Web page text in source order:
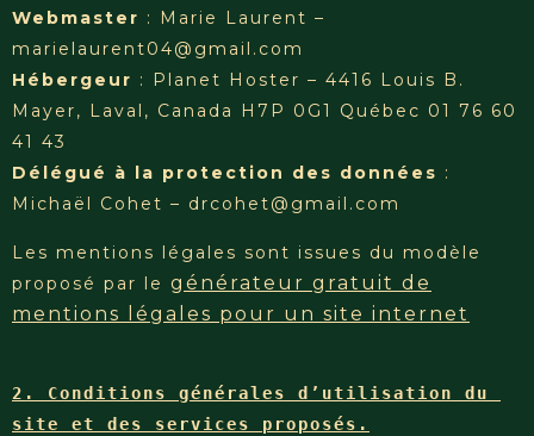
Webmaster : Marie Laurent –
marielaurent04@gmail.com
Hébergeur : Planet Hoster – 4416 Louis B.
Mayer, Laval, Canada H7P 0G1 Québec 01 76 60
41 43
Délégué à la protection des données :
Michaël Cohet – drcohet@gmail.com
Les mentions légales sont issues du modèle
proposé par le générateur gratuit de
mentions légales pour un site internet
2. Conditions générales d’utilisation du
site et des services proposés.